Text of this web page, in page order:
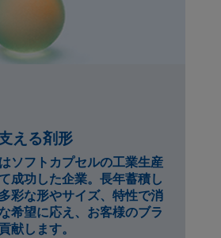
える剤形
ソフトカプセルの工業生産
成功した企業。長年蓄積し
彩な形やサイズ、特性で消
希望に応え、お客様のブラ
献します。